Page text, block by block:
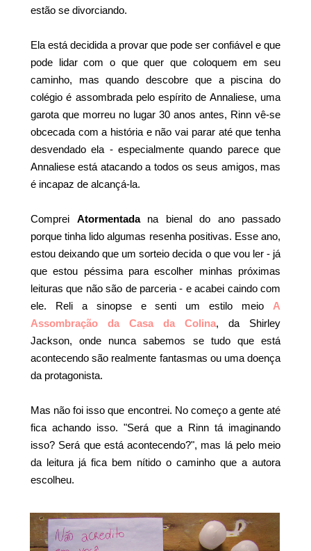
estão se divorciando.
Ela está decidida a provar que pode ser confiável e que
pode lidar com o que quer que coloquem em seu
caminho, mas quando descobre que a piscina do
colégio é assombrada pelo espírito de Annaliese, uma
garota que morreu no lugar 30 anos antes, Rinn vê-se
obcecada com a história e não vai parar até que tenha
desvendado ela - especialmente quando parece que
Annaliese está atacando a todos os seus amigos, mas
é incapaz de alcançá-la.
Comprei Atormentada na bienal do ano passado
porque tinha lido algumas resenha positivas. Esse ano,
estou deixando que um sorteio decida o que vou ler - já
que estou péssima para escolher minhas próximas
leituras que não são de parceria - e acabei caindo com
ele. Reli a sinopse e senti um estilo meio A
Assombração da Casa da Colina, da Shirley
Jackson, onde nunca sabemos se tudo que está
acontecendo são realmente fantasmas ou uma doença
da protagonista.
Mas não foi isso que encontrei. No começo a gente até
fica achando isso. "Será que a Rinn tá imaginando
isso? Será que está acontecendo?", mas lá pelo meio
da leitura já fica bem nítido o caminho que a autora
escolheu.